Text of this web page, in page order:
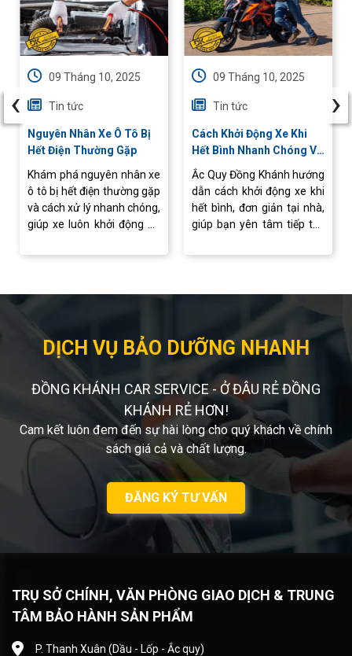
09 Tháng 10, 2025
Tin tức
Nguyên Nhân Xe Ô Tô Bị
Hết Điện Thường Gặp
Khám phá nguyên nhân xe
ô tô bị hết điện thường gặp
và cách xử lý nhanh chóng,
giúp xe luôn khởi động ổn
09 Tháng 10, 2025
Tin tức
Cách Khởi Động Xe Khi
Hết Bình Nhanh Chóng Và
An Toàn
Ắc Quy Đồng Khánh hướng
dẫn cách khởi động xe khi
hết bình, đơn giản tại nhà,
giúp bạn yên tâm tiếp tục
gián đoạn.
‹ ›
DỊCH VỤ BẢO DƯỠNG NHANH
ĐỒNG KHÁNH CAR SERVICE - Ở ĐÂU RẺ ĐỒNG
KHÁNH RẺ HƠN!
Cam kết luôn đem đến sự hài lòng cho quý khách về chính
sách giá cả và chất lượng.
ĐĂNG KÝ TƯ VẤN
TRỤ SỞ CHÍNH, VĂN PHÒNG GIAO DỊCH & TRUNG
TÂM BẢO HÀNH SẢN PHẨM
P. Thanh Xuân (Dầu - Lốp - Ắc quy)